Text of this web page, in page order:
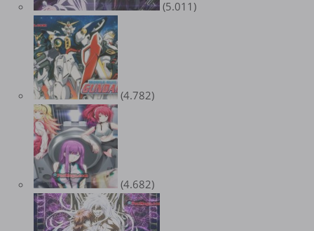
(5.011)
(4.782)
(4.682)